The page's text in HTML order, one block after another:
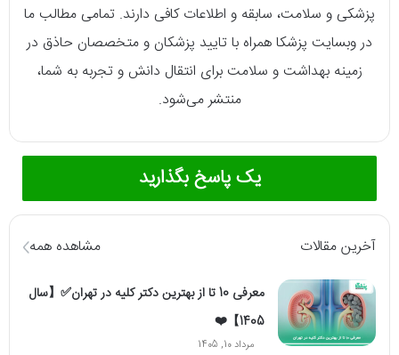
پزشکی و سلامت، سابقه و اطلاعات کافی دارند. تمامی مطالب ما
در وبسایت پزشکا همراه با تایید پزشکان و متخصصان حاذق در
زمینه بهداشت و سلامت برای انتقال دانش و تجربه به شما،
منتشر می‌شود.
یک پاسخ بگذارید
آخرین مقالات مشاهده همه
معرفی 10 تا از بهترین دکتر کلیه در تهران✅【سال
1405】❤️
مرداد 10, 1405